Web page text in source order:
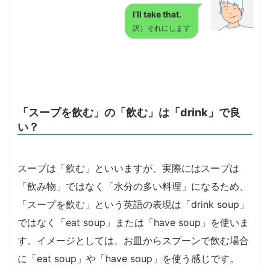
I’ll take that.
訳）それにします
「スープを飲む」の「飲む」は「drink」で良
い？
スープは「飲む」といいますが、実際にはスープは
「飲み物」ではなく「水分の多い料理」になるため、
「スープを飲む」という英語の表現は「drink soup」
ではなく「eat soup」または「have soup」を使いま
す。イメージとしては、お皿からスプーンで飲む場合
に「eat soup」や「have soup」を使う感じです。